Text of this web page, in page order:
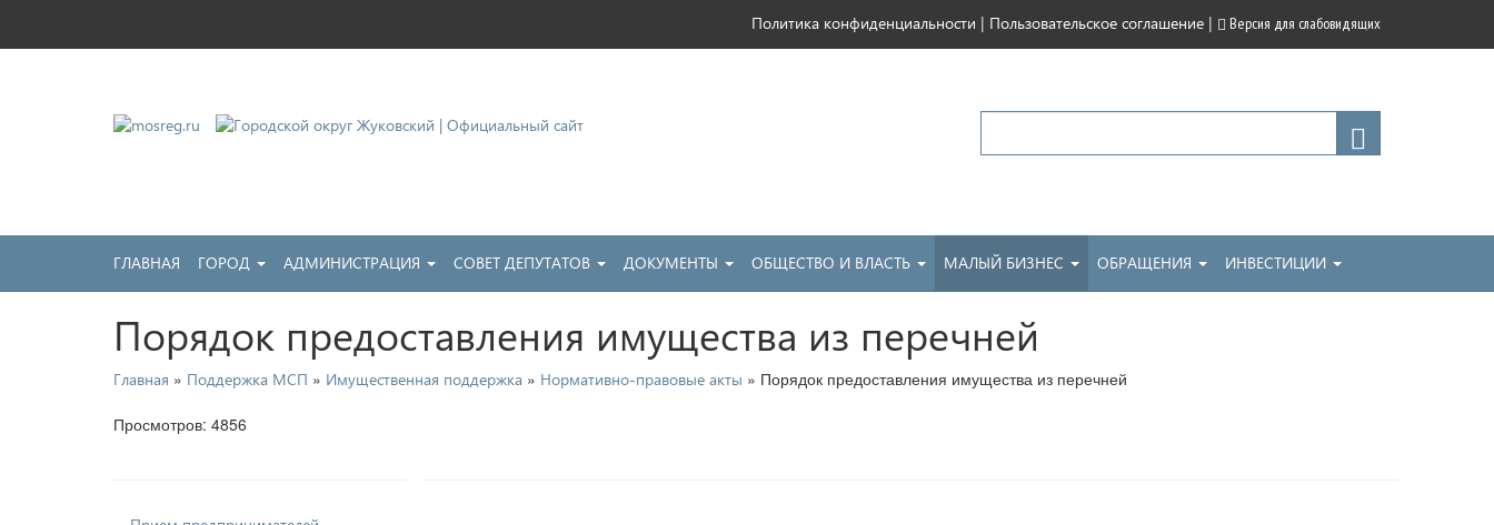
Политика конфиденциальности | Пользовательское соглашение | Версия для слабовидящих
ГЛАВНАЯ ГОРОД АДМИНИСТРАЦИЯ СОВЕТ ДЕПУТАТОВ ДОКУМЕНТЫ ОБЩЕСТВО И ВЛАСТЬ МАЛЫЙ БИЗНЕС ОБРАЩЕНИЯ ИНВЕСТИЦИИ
Порядок предоставления имущества из перечней
Главная » Поддержка МСП » Имущественная поддержка » Нормативно-правовые акты » Порядок предоставления имущества из перечней
Просмотров: 4856